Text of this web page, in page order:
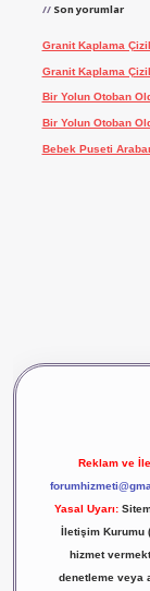
Son yorumlar
Granit Kaplama
Granit Kaplama
Bir Yolun Otoban
Bir Yolun Otoban
Bebek Puseti
Reklam ve
Yasal Uyarı:
İletişim Kurumu
hizmet
denetleme veya